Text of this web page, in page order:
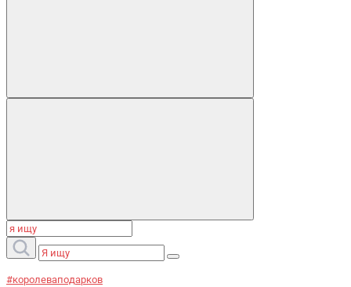
#королеваподарков